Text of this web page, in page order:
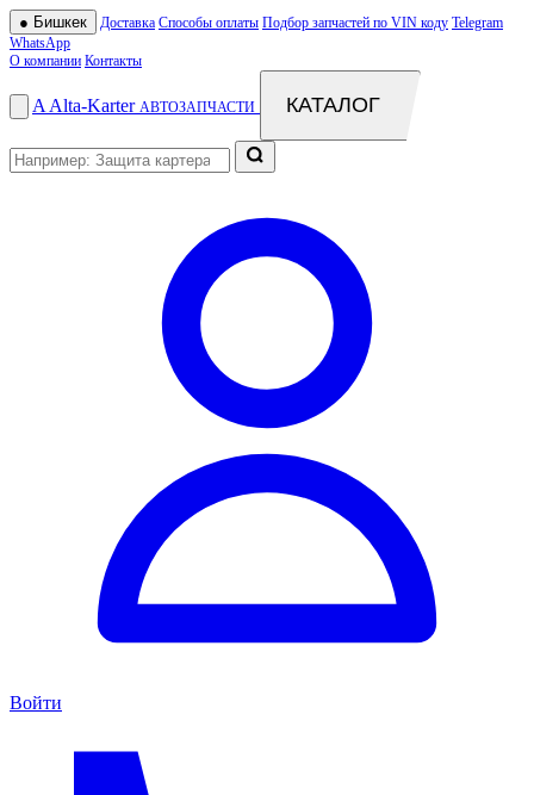
● Бишкек Доставка Способы оплаты Подбор запчастей по VIN коду Telegram
WhatsApp
О компании Контакты
A Alta-Karter АВТОЗАПЧАСТИ КАТАЛОГ
Войти